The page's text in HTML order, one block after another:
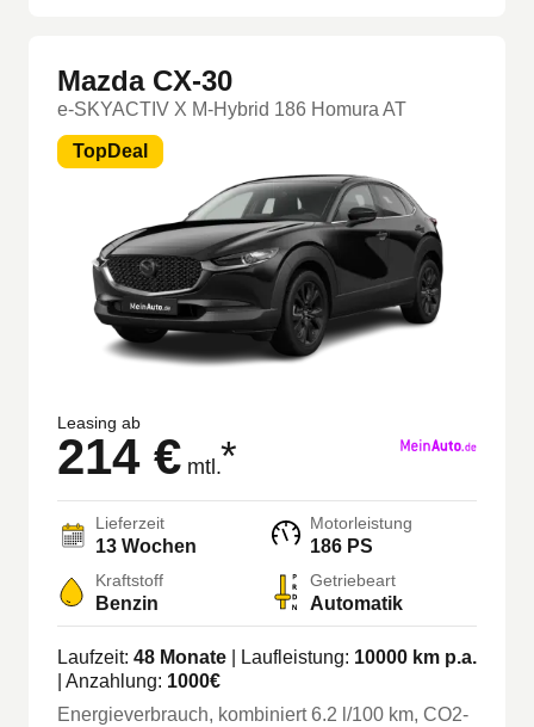
Mazda CX-30
e-SKYACTIV X M-Hybrid 186 Homura AT
TopDeal
Leasing ab
214 € mtl.*
Lieferzeit
13 Wochen
Motorleistung
186 PS
Kraftstoff
Benzin
Getriebeart
Automatik
Laufzeit: 48 Monate | Laufleistung: 10000 km p.a.
| Anzahlung: 1000€
Energieverbrauch, kombiniert6.2 l/100 km, CO2-